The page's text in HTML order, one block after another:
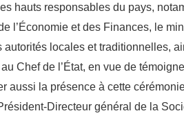
hauts responsables du pays,
l’Économie et des Finances, le
autorités locales et traditionnelles,
Chef de l’État, en vue de
aussi la présence à cette
Directeur général de la